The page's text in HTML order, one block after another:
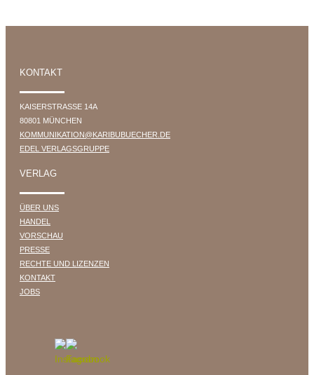
KONTAKT
KAISERSTRASSE 14A
80801 MÜNCHEN
KOMMUNIKATION@KARIBUBUECHER.DE
EDEL VERLAGSGRUPPE
VERLAG
ÜBER UNS
HANDEL
VORSCHAU
PRESSE
RECHTE UND LIZENZEN
KONTAKT
JOBS